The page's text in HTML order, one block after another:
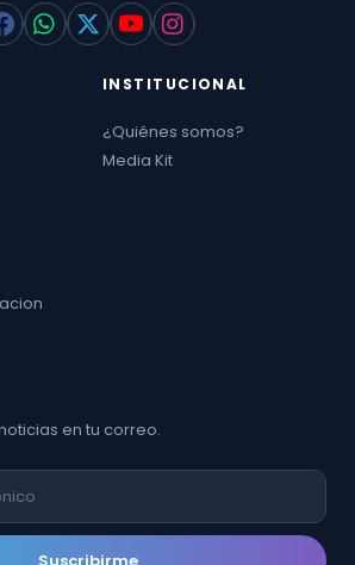
INSTITUCIONAL
¿Quiénes somos?
Media Kit
en tu correo.